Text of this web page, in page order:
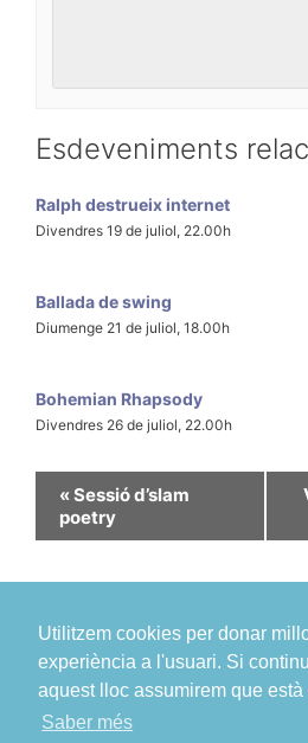
Utilitzem cookies per donar
experiència a l'usuari. Si
aquest lloc assumirem que està
Saber més
Esdeveniments
Ralph destrueix internet
Divendres 19 de juliol, 22.00h
Ballada de swing
Diumenge 21 de juliol, 18.00h
Bohemian Rhapsody
Divendres 26 de juliol, 22.00h
«Sessió d’slam
poetry